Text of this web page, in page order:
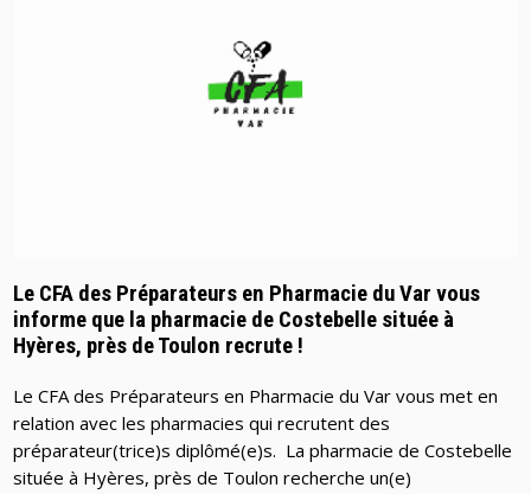
Le CFA des Préparateurs en Pharmacie du Var vous
informe que la pharmacie de Costebelle située à
Hyères, près de Toulon recrute !
Le CFA des Préparateurs en Pharmacie du Var vous met en
relation avec les pharmacies qui recrutent des
préparateur(trice)s diplômé(e)s. La pharmacie de Costebelle
située à Hyères, près de Toulon recherche un(e)